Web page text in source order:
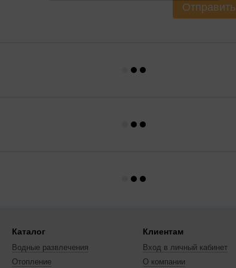
Отправить
Каталог
Водные развлечения
Отопление
Клиентам
Вход в личный кабинет
О компании